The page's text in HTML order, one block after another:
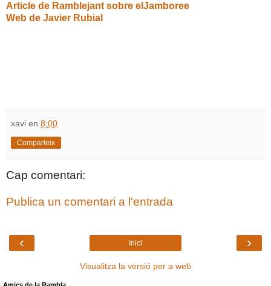
Article de Ramblejant sobre elJamboree
Web de Javier Rubial
xavi en 8:00
Comparteix
Cap comentari:
Publica un comentari a l'entrada
‹ ›
Inici
Visualitza la versió per a web